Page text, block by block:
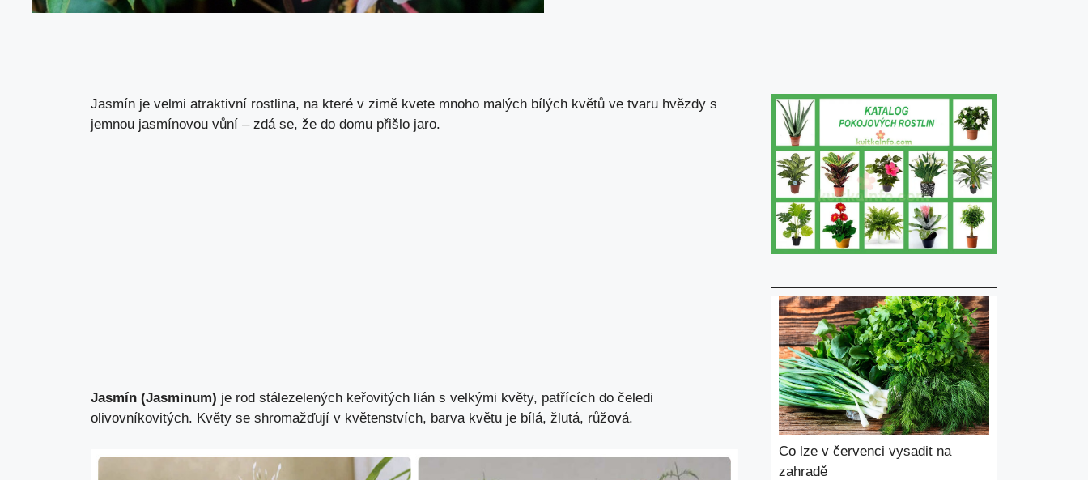
Jasmín je velmi atraktivní rostlina, na které v zimě kvete mnoho malých bílých květů ve tvaru hvězdy s
jemnou jasmínovou vůní – zdá se, že do domu přišlo jaro.
Jasmín (Jasminum) je rod stálezelených keřovitých lián s velkými květy, patřících do čeledi
olivovníkovitých. Květy se shromažďují v květenstvích, barva květu je bílá, žlutá, růžová.
Co lze v červenci vysadit na
zahradě